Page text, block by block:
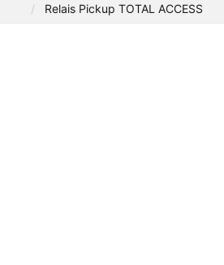
Relais Pickup TOTAL ACCESS